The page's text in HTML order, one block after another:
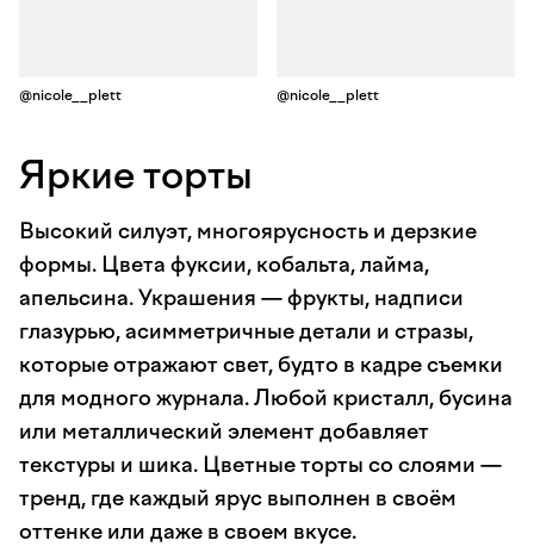
@nicole__plett @nicole__plett
Яркие торты
Высокий силуэт, многоярусность и дерзкие
формы. Цвета фуксии, кобальта, лайма,
апельсина. Украшения — фрукты, надписи
глазурью, асимметричные детали и стразы,
которые отражают свет, будто в кадре съемки
для модного журнала. Любой кристалл, бусина
или металлический элемент добавляет
текстуры и шика. Цветные торты со слоями —
тренд, где каждый ярус выполнен в своём
оттенке или даже в своем вкусе.